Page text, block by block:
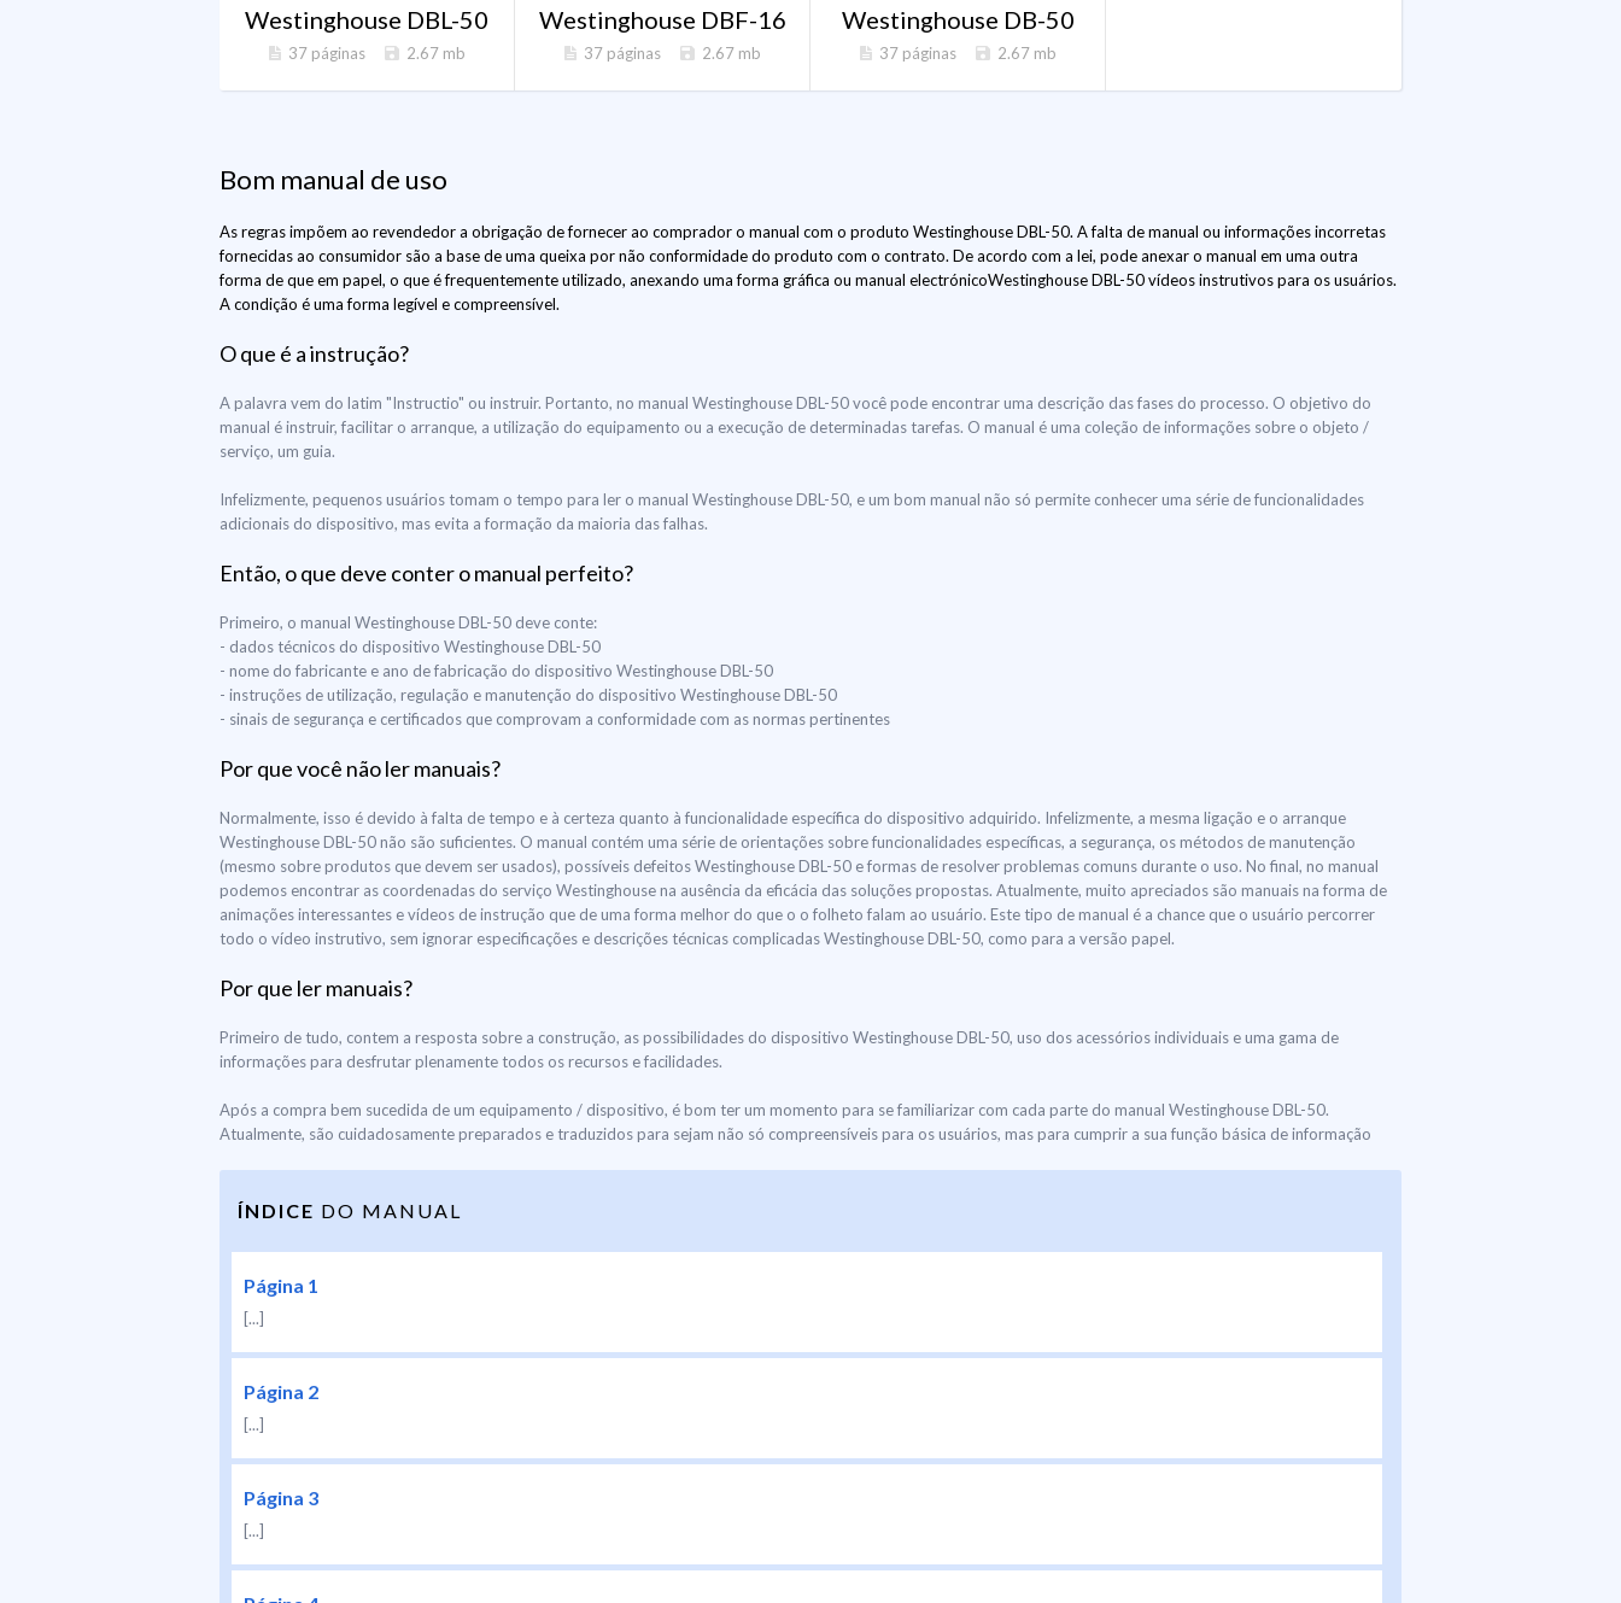
Westinghouse DBL-50
37 páginas 2.67 mb
Westinghouse DBF-16
37 páginas 2.67 mb
Westinghouse DB-50
37 páginas 2.67 mb
Bom manual de uso
As regras impõem ao revendedor a obrigação de fornecer ao comprador o manual com o produto Westinghouse DBL-50. A falta de manual ou informações incorretas
fornecidas ao consumidor são a base de uma queixa por não conformidade do produto com o contrato. De acordo com a lei, pode anexar o manual em uma outra
forma de que em papel, o que é frequentemente utilizado, anexando uma forma gráfica ou manual electrónicoWestinghouse DBL-50 vídeos instrutivos para os usuários.
A condição é uma forma legível e compreensível.
O que é a instrução?
A palavra vem do latim "Instructio" ou instruir. Portanto, no manual Westinghouse DBL-50 você pode encontrar uma descrição das fases do processo. O objetivo do
manual é instruir, facilitar o arranque, a utilização do equipamento ou a execução de determinadas tarefas. O manual é uma coleção de informações sobre o objeto /
serviço, um guia.
Infelizmente, pequenos usuários tomam o tempo para ler o manual Westinghouse DBL-50, e um bom manual não só permite conhecer uma série de funcionalidades
adicionais do dispositivo, mas evita a formação da maioria das falhas.
Então, o que deve conter o manual perfeito?
Primeiro, o manual Westinghouse DBL-50 deve conte:
- dados técnicos do dispositivo Westinghouse DBL-50
- nome do fabricante e ano de fabricação do dispositivo Westinghouse DBL-50
- instruções de utilização, regulação e manutenção do dispositivo Westinghouse DBL-50
- sinais de segurança e certificados que comprovam a conformidade com as normas pertinentes
Por que você não ler manuais?
Normalmente, isso é devido à falta de tempo e à certeza quanto à funcionalidade específica do dispositivo adquirido. Infelizmente, a mesma ligação e o arranque
Westinghouse DBL-50 não são suficientes. O manual contém uma série de orientações sobre funcionalidades específicas, a segurança, os métodos de manutenção
(mesmo sobre produtos que devem ser usados), possíveis defeitos Westinghouse DBL-50 e formas de resolver problemas comuns durante o uso. No final, no manual
podemos encontrar as coordenadas do serviço Westinghouse na ausência da eficácia das soluções propostas. Atualmente, muito apreciados são manuais na forma de
animações interessantes e vídeos de instrução que de uma forma melhor do que o o folheto falam ao usuário. Este tipo de manual é a chance que o usuário percorrer
todo o vídeo instrutivo, sem ignorar especificações e descrições técnicas complicadas Westinghouse DBL-50, como para a versão papel.
Por que ler manuais?
Primeiro de tudo, contem a resposta sobre a construção, as possibilidades do dispositivo Westinghouse DBL-50, uso dos acessórios individuais e uma gama de
informações para desfrutar plenamente todos os recursos e facilidades.
Após a compra bem sucedida de um equipamento / dispositivo, é bom ter um momento para se familiarizar com cada parte do manual Westinghouse DBL-50.
Atualmente, são cuidadosamente preparados e traduzidos para sejam não só compreensíveis para os usuários, mas para cumprir a sua função básica de informação
ÍNDICE DO MANUAL
Página 1
[...]
Página 2
[...]
Página 3
[...]